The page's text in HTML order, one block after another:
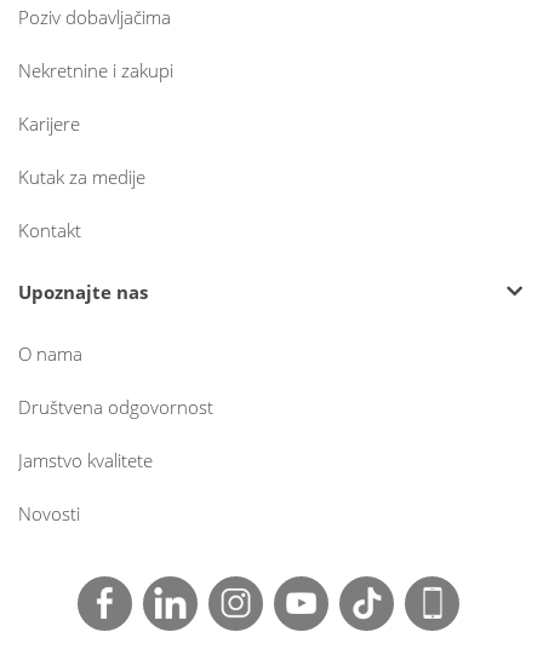
Poziv dobavljačima
Nekretnine i zakupi
Karijere
Kutak za medije
Kontakt
Upoznajte nas
O nama
Društvena odgovornost
Jamstvo kvalitete
Novosti